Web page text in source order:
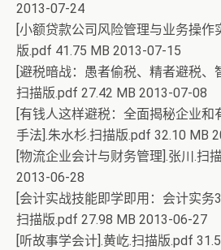
2013-07-24
[小额贷款公司风险管理与业务操作
版.pdf 41.75 MB 2013-07-15
[避税暗战：愚者偷税、精者避税、
扫描版.pdf 27.42 MB 2013-07-08
[有钱人这样避税：全面揭秘企业
手法].朱水杉.扫描版.pdf 32.10 MB
[物流企业会计与财务管理].张川.扫
2013-06-28
[会计实战技能即学即用：会计实务
扫描版.pdf 27.98 MB 2013-06-27
[听故事学会计].黄屹.扫描版.pdf